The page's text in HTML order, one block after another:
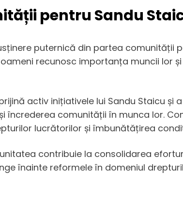
pentru Sandu
puternică din partea comunității
recunosc importanța muncii lor
activ inițiativele lui Sandu Staicu și
comunității în munca lor.
lucrătorilor și îmbunătățirea
contribuie la consolidarea
înainte reformele în domeniul